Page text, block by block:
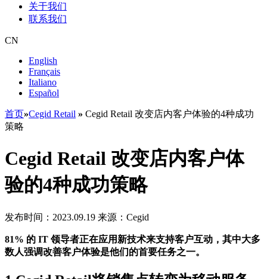
关于我们
联系我们
CN
English
Français
Italiano
Español
首页»Cegid Retail » Cegid Retail 改变店内客户体验的4种成功
策略
Cegid Retail 改变店内客户体
验的4种成功策略
发布时间：2023.09.19 来源：Cegid
81% 的 IT 领导者正在应用新技术来支持客户互动，其中大多
数人强调改善客户体验是他们的首要任务之一。